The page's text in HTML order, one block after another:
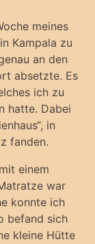
meines
Kampala zu
an den
absetzte. Es
ich zu
hatte. Dabei
in
fanden.
einem
war
konnte ich
befand sich
kleine Hütte